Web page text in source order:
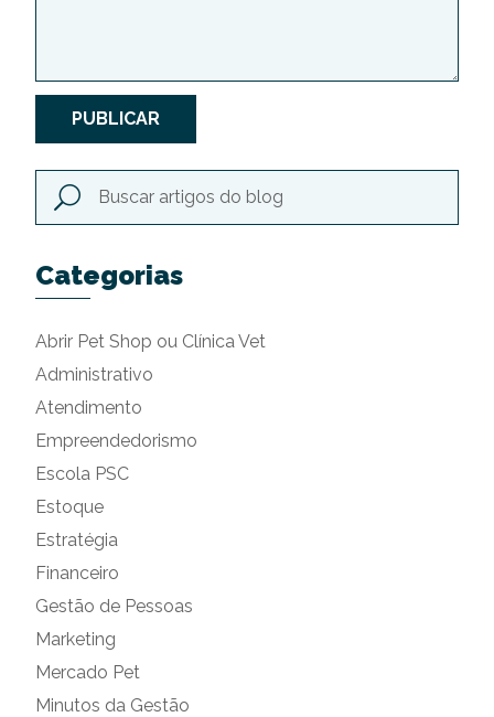
PUBLICAR
Categorias
Abrir Pet Shop ou Clínica Vet
Administrativo
Atendimento
Empreendedorismo
Escola PSC
Estoque
Estratégia
Financeiro
Gestão de Pessoas
Marketing
Mercado Pet
Minutos da Gestão